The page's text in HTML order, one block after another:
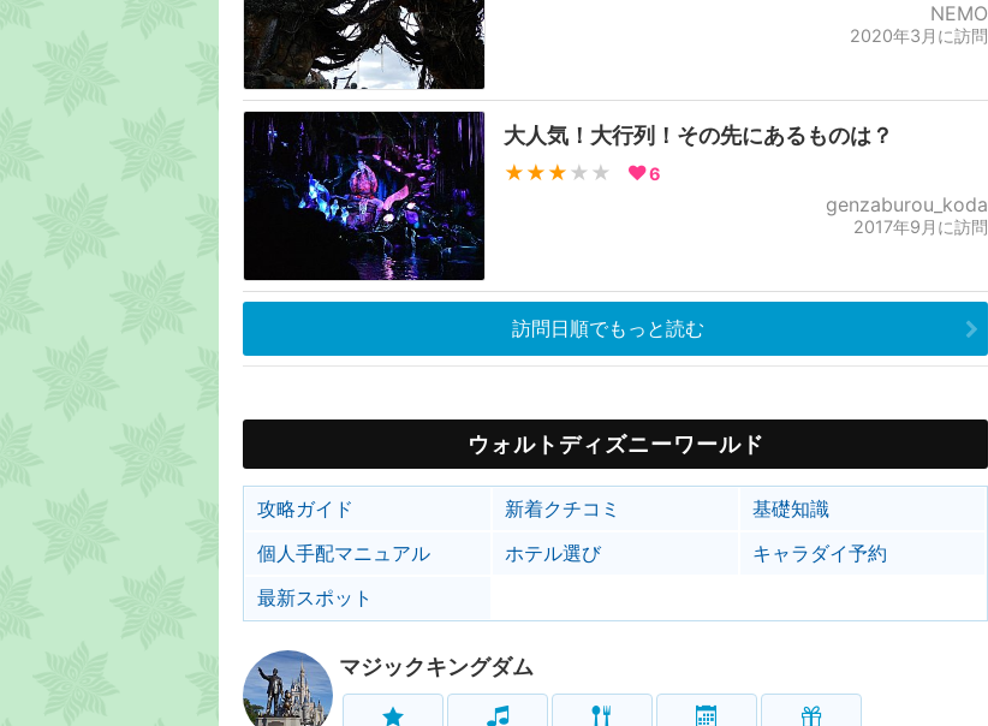
NEMO
2020年3月に訪問
大人気！大行列！その先にあるものは？
★★★ ★★ 6
genzaburou_koda
2017年9月に訪問
訪問日順でもっと読む
ウォルトディズニーワールド
攻略ガイド 新着クチコミ
基礎知識
個人手配マニュアル
ホテル選び
キャラダイ予約
最新スポット
マジックキングダム